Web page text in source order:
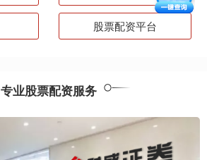
股票配资平台
专业股票配资服务